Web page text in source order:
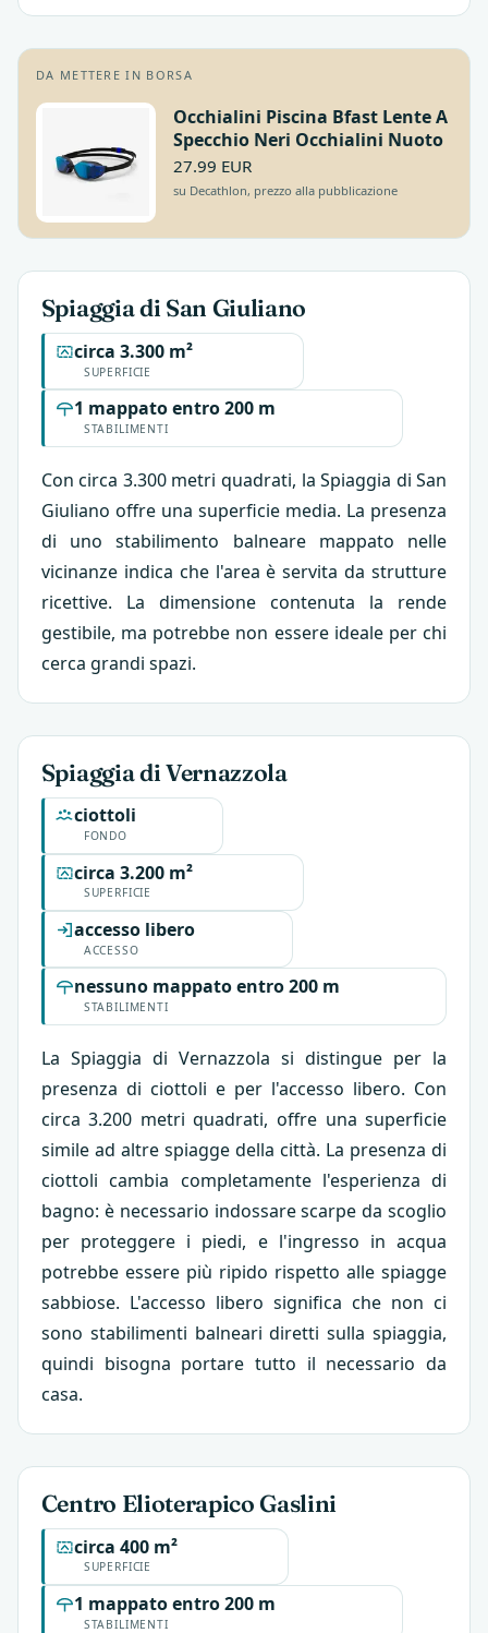
DA METTERE IN BORSA
Occhialini Piscina Bfast Lente A
Specchio Neri Occhialini Nuoto
27.99 EUR
su Decathlon, prezzo alla pubblicazione
Spiaggia di San Giuliano
SUPERFICIE
circa 3.300 m²
STABILIMENTI
1 mappato entro 200 m
Con circa 3.300 metri quadrati, la Spiaggia di San
Giuliano offre una superficie media. La presenza
di uno stabilimento balneare mappato nelle
vicinanze indica che l'area è servita da strutture
ricettive. La dimensione contenuta la rende
gestibile, ma potrebbe non essere ideale per chi
cerca grandi spazi.
Spiaggia di Vernazzola
FONDO
ciottoli
SUPERFICIE
circa 3.200 m²
ACCESSO
accesso libero
STABILIMENTI
nessuno mappato entro 200 m
La Spiaggia di Vernazzola si distingue per la
presenza di ciottoli e per l'accesso libero. Con
circa 3.200 metri quadrati, offre una superficie
simile ad altre spiagge della città. La presenza di
ciottoli cambia completamente l'esperienza di
bagno: è necessario indossare scarpe da scoglio
per proteggere i piedi, e l'ingresso in acqua
potrebbe essere più ripido rispetto alle spiagge
sabbiose. L'accesso libero significa che non ci
sono stabilimenti balneari diretti sulla spiaggia,
quindi bisogna portare tutto il necessario da
casa.
Centro Elioterapico Gaslini
SUPERFICIE
circa 400 m²
STABILIMENTI
1 mappato entro 200 m